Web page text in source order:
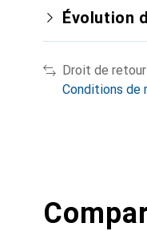
Évolution
Droit de
Conditions de